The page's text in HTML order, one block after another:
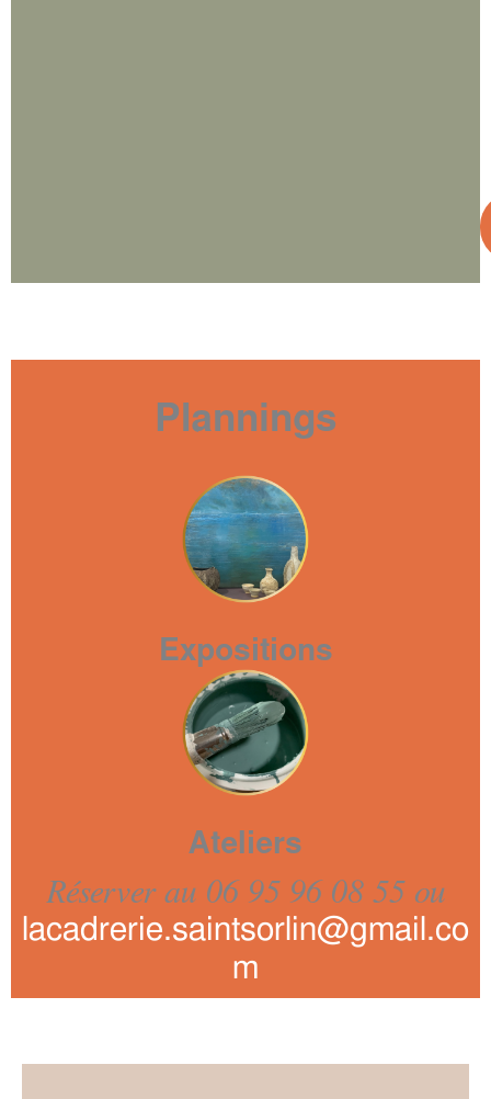
Plannings
Expositions
Ateliers
Réserver au 06 95 96 08 55 ou
lacadrerie.saintsorlin@gmail.co
m